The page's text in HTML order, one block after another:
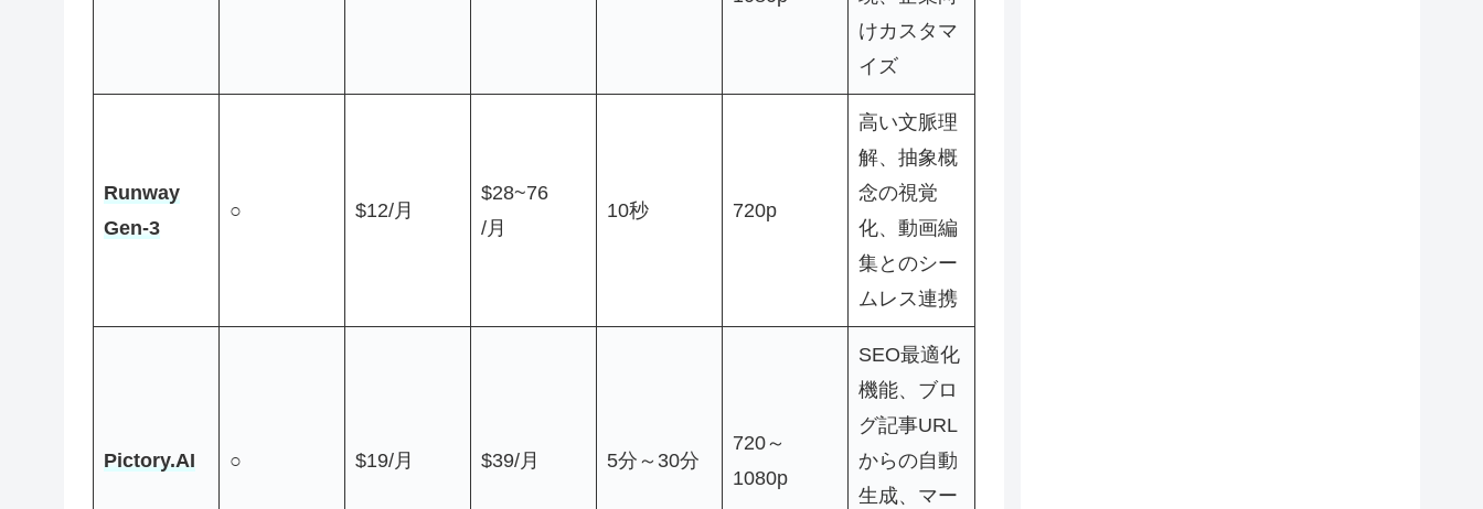
けカスタマ
イズ
Runway
Gen-3
○ $12/月
$28~76
/月
10秒 720p
高い文脈理
解、抽象概
念の視覚
化、動画編
集とのシー
ムレス連携
Pictory.AI ○ $19/月 $39/月 5分～30分
720～
1080p
SEO最適化
機能、ブロ
グ記事URL
からの自動
生成、マー